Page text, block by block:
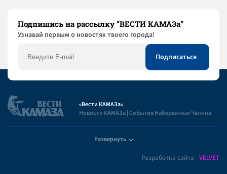
Подпишись на рассылку “ВЕСТИ КАМАЗа”
Узнaвай первым о новостях твоего города!
«Вести КАМАЗа»
Новости КАМАЗа | События Набережных Челнов
Развернуть
Разработка сайта -VELVET